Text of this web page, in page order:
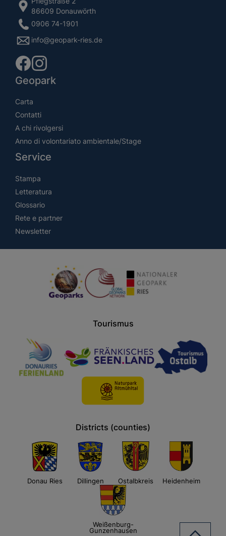
86609 Donauwörth
0906 74-1901
info@geopark-ries.de
Geopark
Carta
Contatti
A chi rivolgersi
Anno di volontariato ambientale/Stage
Service
Stampa
Letteratura
Glossario
Rete e partner
Newsletter
Tourismus
Districts (counties)
Donau Ries Dillingen Ostalbkreis Heidenheim
Weißenburg-
Gunzenhausen